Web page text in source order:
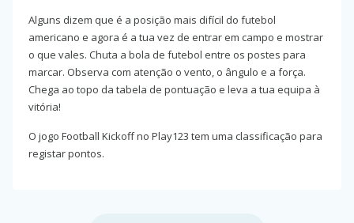
Alguns dizem que é a posição mais difícil do futebol
americano e agora é a tua vez de entrar em campo e mostrar
o que vales. Chuta a bola de futebol entre os postes para
marcar. Observa com atenção o vento, o ângulo e a força.
Chega ao topo da tabela de pontuação e leva a tua equipa à
vitória!
O jogo Football Kickoff no Play123 tem uma classificação para
registar pontos.